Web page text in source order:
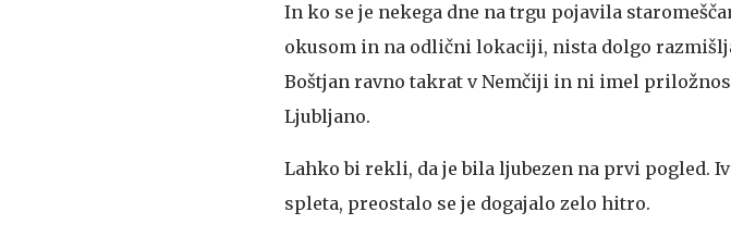
In ko se je nekega dne na trgu pojavila
okusom in na odlični lokaciji, nista dolgo
Boštjan ravno takrat v Nemčiji in ni imel
Ljubljano.
Lahko bi rekli, da je bila ljubezen na prvi pogled.
spleta, preostalo se je dogajalo zelo hitro.